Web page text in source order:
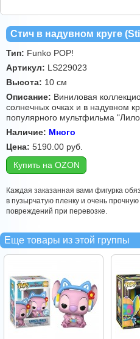
Стич в надувном круге
Тип: Funko POP!
Артикул: LS229023
Высота: 10 см
Описание: Виниловая
солнечных очках и в надувном
популярного мультфильма "Лило
Наличие: Много
Цена: 5190.00 руб.
Купить на OZON
Каждая заказанная вами фигурка
в пузырчатую пленку и очень
повреждений при перевозке.
Еще товары из этой группы